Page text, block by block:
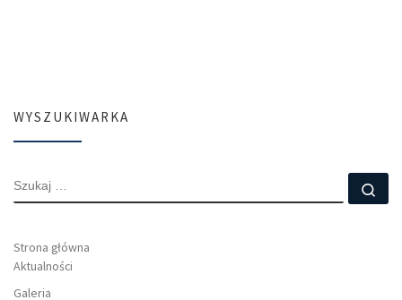
WYSZUKIWARKA
SZUKAJ
Strona główna
Aktualności
Galeria